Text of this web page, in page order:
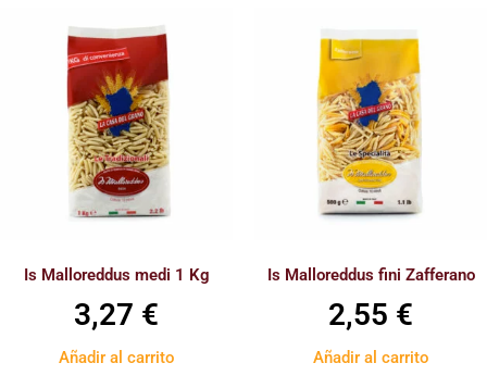
Is Malloreddus medi 1 Kg
3,27 €
Añadir al carrito
Is Malloreddus fini Zafferano
2,55 €
Añadir al carrito